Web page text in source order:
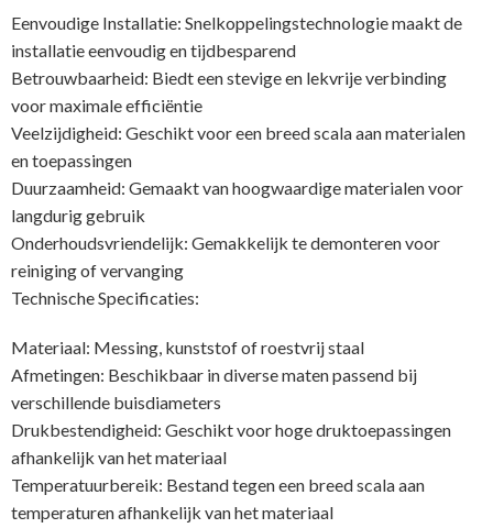
Eenvoudige Installatie: Snelkoppelingstechnologie maakt de
installatie eenvoudig en tijdbesparend
Betrouwbaarheid: Biedt een stevige en lekvrije verbinding
voor maximale efficiëntie
Veelzijdigheid: Geschikt voor een breed scala aan materialen
en toepassingen
Duurzaamheid: Gemaakt van hoogwaardige materialen voor
langdurig gebruik
Onderhoudsvriendelijk: Gemakkelijk te demonteren voor
reiniging of vervanging
Technische Specificaties:
Materiaal: Messing, kunststof of roestvrij staal
Afmetingen: Beschikbaar in diverse maten passend bij
verschillende buisdiameters
Drukbestendigheid: Geschikt voor hoge druktoepassingen
afhankelijk van het materiaal
Temperatuurbereik: Bestand tegen een breed scala aan
temperaturen afhankelijk van het materiaal